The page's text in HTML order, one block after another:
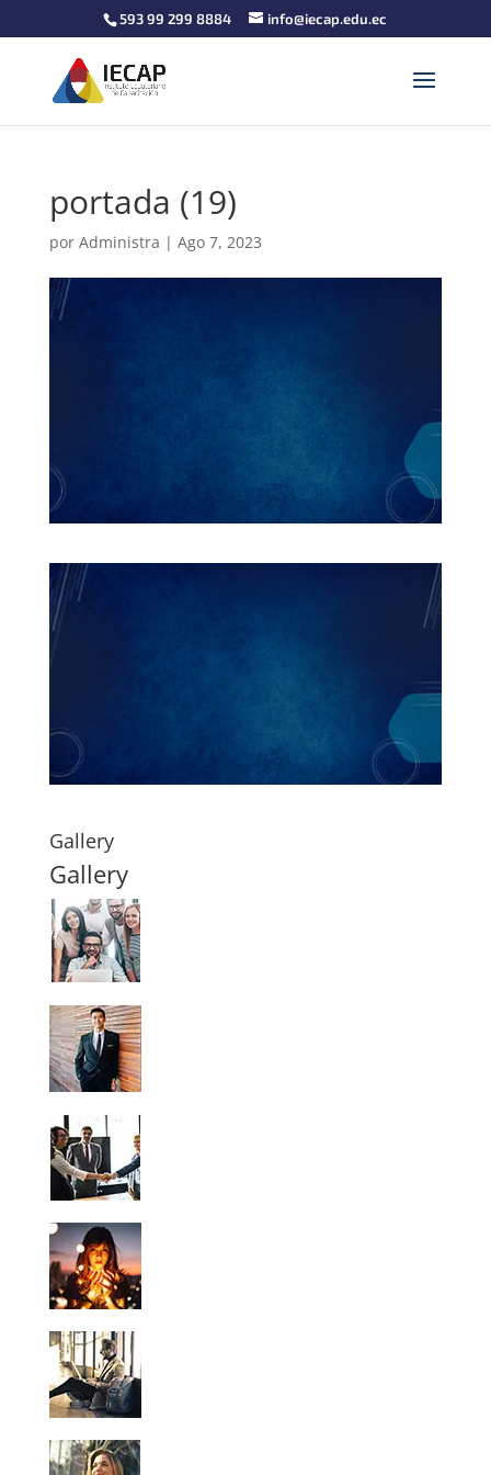
593 99 299 8884 info@iecap.edu.ec
portada (19)
por Administra | Ago 7, 2023
Gallery
Gallery